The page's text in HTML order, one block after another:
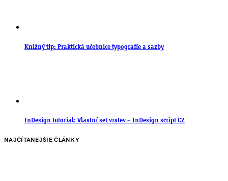
Knižný tip: Praktická učebnice typografie a sazby
InDesign tutorial: Vlastní set vrstev – InDesign script CZ
NAJČÍTANEJŠIE ČLÁNKY